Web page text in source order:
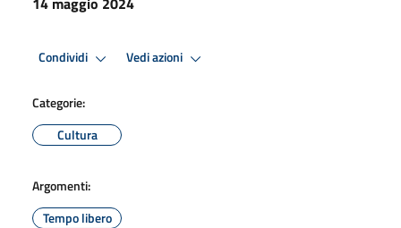
Condividi Vedi azioni
Categorie:
Cultura
Argomenti:
Tempo libero